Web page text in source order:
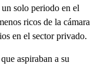
solo periodo en el
ricos de la cámara
en el sector privado.
aspiraban a su